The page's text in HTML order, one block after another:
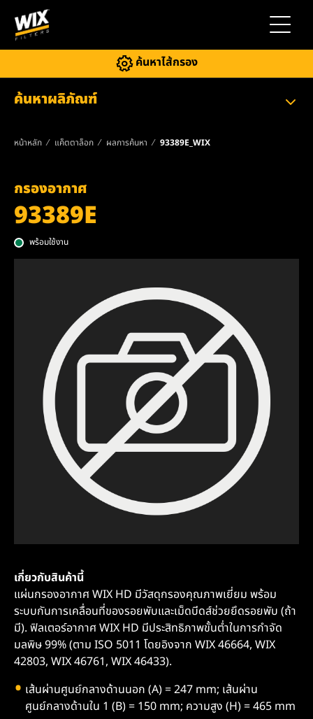
สลับการ
ค้นหาไส้กรอง
ค้นหาผลิภัณฑ์
หน้าหลัก แค็ตตาล็อก ผลการค้นหา 93389E_WIX
กรองอากาศ
93389E
พร้อมใช้งาน
เกี่ยวกับสินค้านี้
แผ่นกรองอากาศ WIX HD มีวัสดุกรองคุณภาพเยี่ยม พร้อม
ระบบกันการเคลื่อนที่ของรอยพับและเม็ดบีดส์ช่วยยึดรอยพับ (ถ้า
มี). ฟิลเตอร์อากาศ WIX HD มีประสิทธิภาพขั้นต่ำในการกำจัด
มลพิษ 99% (ตาม ISO 5011 โดยอิงจาก WIX 46664, WIX
42803, WIX 46761, WIX 46433).
เส้นผ่านศูนย์กลางด้านนอก (A) = 247 mm; เส้นผ่าน
ศูนย์กลางด้านใน 1 (B) = 150 mm; ความสูง (H) = 465 mm